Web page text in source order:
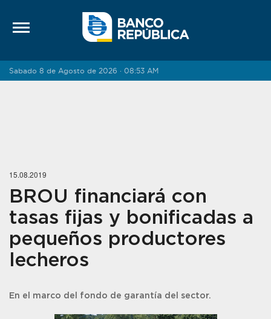
Sabado 8 de Agosto de 2026 · 08:53 AM
15.08.2019
BROU financiará con
tasas fijas y bonificadas a
pequeños productores
lecheros
En el marco del fondo de garantía del sector.